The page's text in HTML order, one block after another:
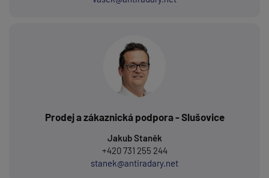
Prodej a zákaznická podpora - Slušovice
Jakub Staněk
+420 731 255 244
stanek@antiradary.net